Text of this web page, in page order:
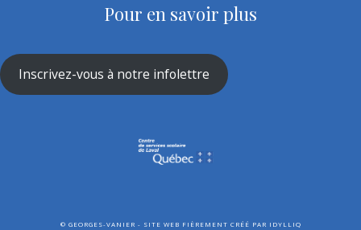
Pour en savoir plus
Inscrivez-vous à notre infolettre
© GEORGES-VANIER - SITE WEB FIÈREMENT CRÉÉ PAR IDYLLIQ